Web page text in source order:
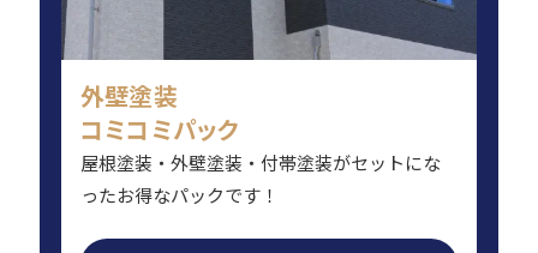
外壁塗装
コミコミパック
屋根塗装・外壁塗装・付帯塗装がセットにな
ったお得なパックです！